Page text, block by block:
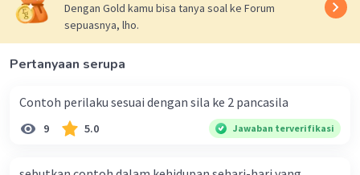
Dengan Gold kamu bisa tanya soal ke Forum
sepuasnya, lho.
Pertanyaan serupa
Contoh perilaku sesuai dengan sila ke 2 pancasila
9 5.0 Jawaban terverifikasi